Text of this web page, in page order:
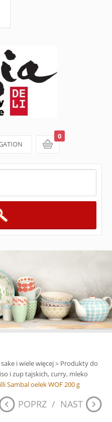
koszyk
0
i wiele więcej> Produkty do
i zup tajskich, curry, mleko
Sambal oelek WOF 200 g
POPRZ / NAST